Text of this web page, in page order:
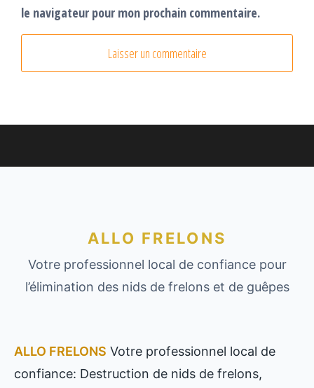
le navigateur pour mon prochain commentaire.
ALLO FRELONS
Votre professionnel local de confiance pour
l’élimination des nids de frelons et de guêpes
ALLO FRELONS Votre professionnel local de
confiance: Destruction de nids de frelons,